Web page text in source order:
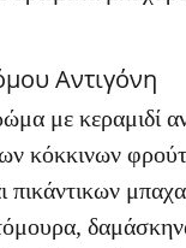
Αντιγόνη
με κεραμιδί
κόκκινων
πικάντικων